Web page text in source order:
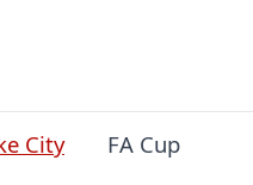
City FA Cup